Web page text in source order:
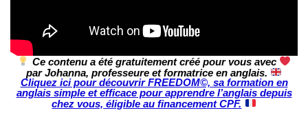
Ce contenu a été gratuitement créé pour vous avec
par Johanna, professeure et formatrice en anglais.
Cliquez ici pour découvrir FREEDOM©, sa formation en
anglais simple et efficace pour apprendre l’anglais depuis
chez vous, éligible au financement CPF.